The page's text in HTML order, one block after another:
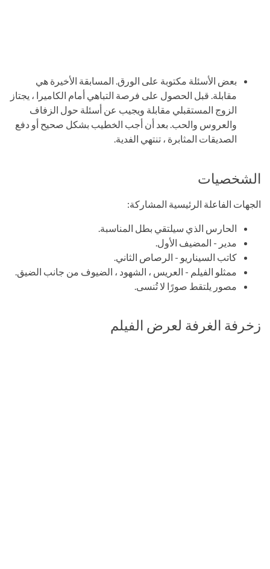
بعض الأسئلة مكتوبة على الورق. المسابقة الأخيرة هي
مقابلة. قبل الحصول على فرصة التباهي أمام الكاميرا ، يجتاز
الزوج المستقبلي مقابلة ويجيب عن أسئلة حول الزفاف
والعروس والحب. بعد أن أجب الخطيب بشكل صحيح أو دفع
الصديقات المثابرة ، تنتهي الفدية.
الشخصيات
الجهات الفاعلة الرئيسية المشاركة:
الحارس الذي سيلتقي بطل المناسبة.
مدير - المضيف الأول.
كاتب السيناريو - الرصاص الثاني.
ممثلو الفيلم - العريس ، الشهود ، الضيوف من جانب الضيق.
مصور يلتقط صورًا لا تُنسى.
زخرفة الغرفة لعرض الفيلم